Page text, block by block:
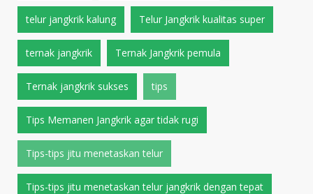
telur jangkrik kalung Telur Jangkrik kualitas super
ternak jangkrik Ternak Jangkrik pemula
Ternak jangkrik sukses tips
Tips Memanen Jangkrik agar tidak rugi
Tips-tips jitu menetaskan telur
Tips-tips jitu menetaskan telur jangkrik dengan tepat